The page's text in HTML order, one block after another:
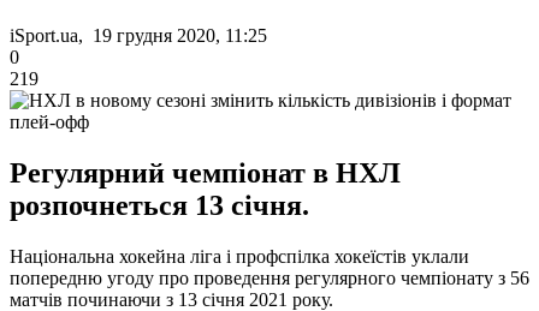
iSport.ua, 19 грудня 2020, 11:25
0
219
Регулярний чемпіонат в НХЛ
розпочнеться 13 січня.
Національна хокейна ліга і профспілка хокеїстів уклали
попередню угоду про проведення регулярного чемпіонату з 56
матчів починаючи з 13 січня 2021 року.